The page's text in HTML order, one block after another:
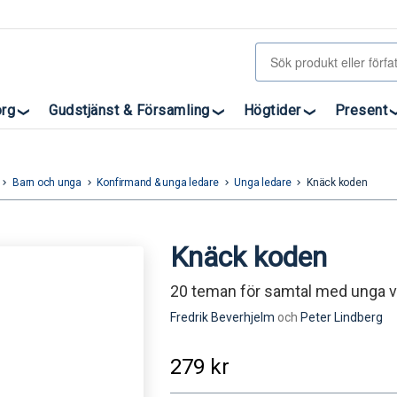
Gudstjänst & Församling Högtider Present
keyboard_arrow_right Barn och unga keyboard_arrow_right Konfirmand & unga ledare keyboard_arrow_right Unga ledare keyboard_arrow_right Knäck koden
Knäck koden
20 teman för samtal med unga
Fredrik Beverhjelm och Peter Lindberg
279 kr